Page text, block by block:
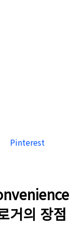
Pinterest
거의 장점